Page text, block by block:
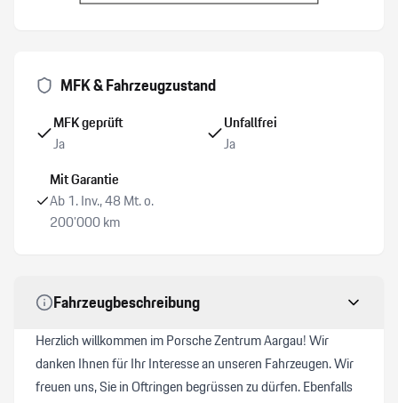
Bi-Xenon-Scheinwerfer mit LED Tagfahrlicht
Connect Plus
Alarmanlage mit Innenraumüberwachung
Details siehe gültige Preisliste des Importeurs
MFK & Fahrzeugzustand
MFK geprüft
Ja
Unfallfrei
Ja
Mit Garantie
Ab 1. Inv., 48 Mt. o.
200’000 km
Fahrzeugbeschreibung
Herzlich willkommen im Porsche Zentrum Aargau! Wir
danken Ihnen für Ihr Interesse an unseren Fahrzeugen. Wir
freuen uns, Sie in Oftringen begrüssen zu dürfen. Ebenfalls